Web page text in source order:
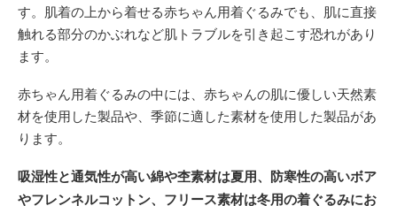
す。肌着の上から着せる赤ちゃん用着ぐるみでも、肌に直接
触れる部分のかぶれなど肌トラブルを引き起こす恐れがあり
ます。
赤ちゃん用着ぐるみの中には、赤ちゃんの肌に優しい天然素
材を使用した製品や、季節に適した素材を使用した製品があ
ります。
吸湿性と通気性が高い綿や杢素材は夏用、防寒性の高いボア
やフレンネルコットン、フリース素材は冬用の着ぐるみにお